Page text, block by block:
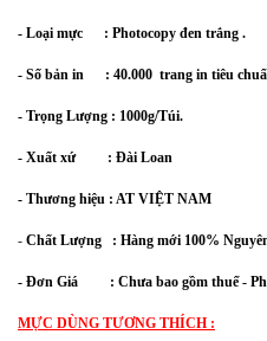
- Loại mực : Photocopy đen trắng .
- Số bản in : 40.000 trang in tiêu
- Trọng Lượng : 1000g/Túi.
- Xuất xứ : Đài Loan
- Thương hiệu : AT VIỆT NAM
- Chất Lượng : Hàng mới 100%
- Đơn Giá         : Chưa bao gồm thuế
MỰC DÙNG TƯƠNG THÍCH :